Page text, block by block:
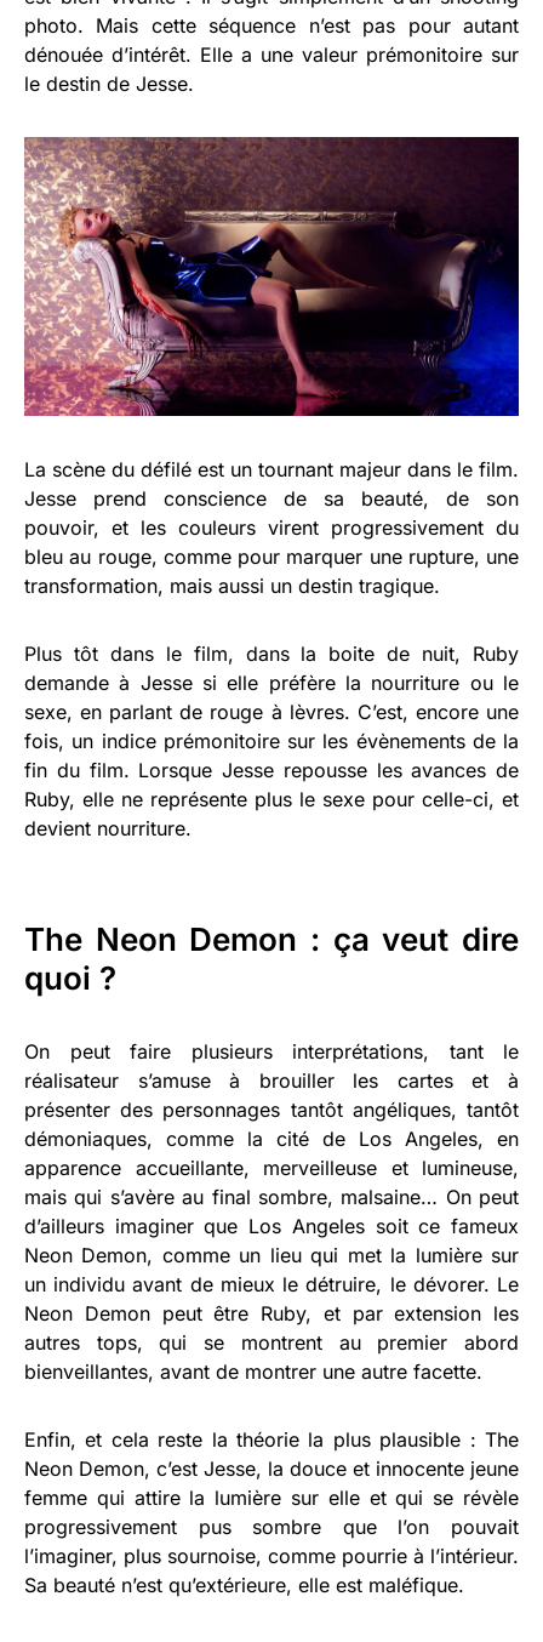
photo. Mais cette séquence n’est pas pour autant
dénouée d’intérêt. Elle a une valeur prémonitoire sur
le destin de Jesse.
La scène du défilé est un tournant majeur dans le film.
Jesse prend conscience de sa beauté, de son
pouvoir, et les couleurs virent progressivement du
bleu au rouge, comme pour marquer une rupture, une
transformation, mais aussi un destin tragique.
Plus tôt dans le film, dans la boite de nuit, Ruby
demande à Jesse si elle préfère la nourriture ou le
sexe, en parlant de rouge à lèvres. C’est, encore une
fois, un indice prémonitoire sur les évènements de la
fin du film. Lorsque Jesse repousse les avances de
Ruby, elle ne représente plus le sexe pour celle-ci, et
devient nourriture.
The Neon Demon : ça veut dire
quoi ?
On peut faire plusieurs interprétations, tant le
réalisateur s’amuse à brouiller les cartes et à
présenter des personnages tantôt angéliques, tantôt
démoniaques, comme la cité de Los Angeles, en
apparence accueillante, merveilleuse et lumineuse,
mais qui s’avère au final sombre, malsaine… On peut
d’ailleurs imaginer que Los Angeles soit ce fameux
Neon Demon, comme un lieu qui met la lumière sur
un individu avant de mieux le détruire, le dévorer. Le
Neon Demon peut être Ruby, et par extension les
autres tops, qui se montrent au premier abord
bienveillantes, avant de montrer une autre facette.
Enfin, et cela reste la théorie la plus plausible : The
Neon Demon, c’est Jesse, la douce et innocente jeune
femme qui attire la lumière sur elle et qui se révèle
progressivement pus sombre que l’on pouvait
l’imaginer, plus sournoise, comme pourrie à l’intérieur.
Sa beauté n’est qu’extérieure, elle est maléfique.